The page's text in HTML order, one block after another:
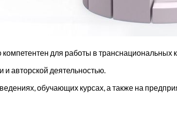
для работы в транснациональных
авторской деятельностью.
обучающих курсах, а также на